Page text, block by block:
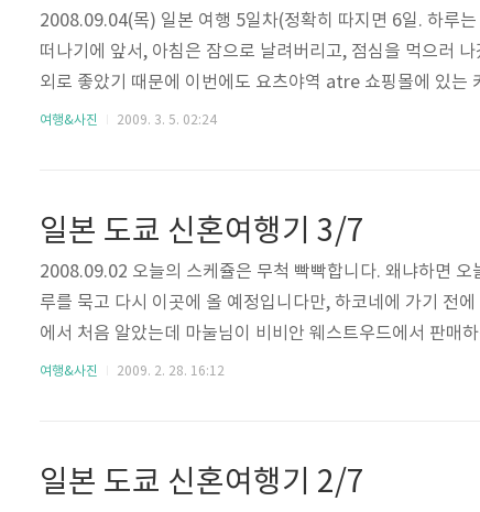
2008.09.04(목) 일본 여행 5일차(정확히 따지면 6일. 하루
떠나기에 앞서, 아침은 잠으로 날려버리고, 점심을 먹으러
외로 좋았기 때문에 이번에도 요츠야역 atre 쇼핑몰에 있는
을 시켰습니다. 카레돈까스를 주문했습니다. 간단한 샐러드
여행&사진 2009. 3. 5. 02:24
일본 도쿄 신혼여행기 3/7
2008.09.02 오늘의 스케쥴은 무척 빡빡합니다. 왜냐하면
루를 묵고 다시 이곳에 올 예정입니다만, 하코네에 가기 전
에서 처음 알았는데 마눌님이 비비안 웨스트우드에서 판매
니다. 아침은 편의점에서 요상한 도시락을 샀는데, 그럭저
여행&사진 2009. 2. 28. 16:12
일본 도쿄 신혼여행기 2/7